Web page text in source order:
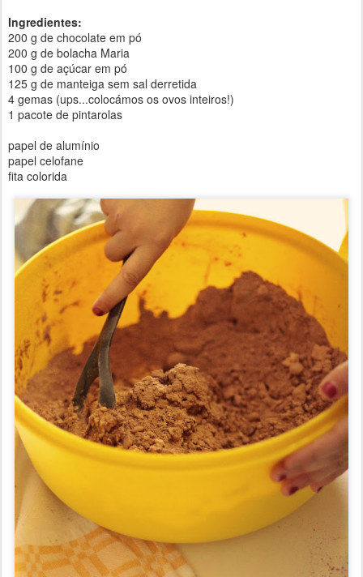
Ingredientes:
200 g de chocolate em pó
200 g de bolacha Maria
100 g de açúcar em pó
125 g de manteiga sem sal derretida
4 gemas (ups...colocámos os ovos inteiros!)
1 pacote de pintarolas
papel de alumínio
papel celofane
fita colorida